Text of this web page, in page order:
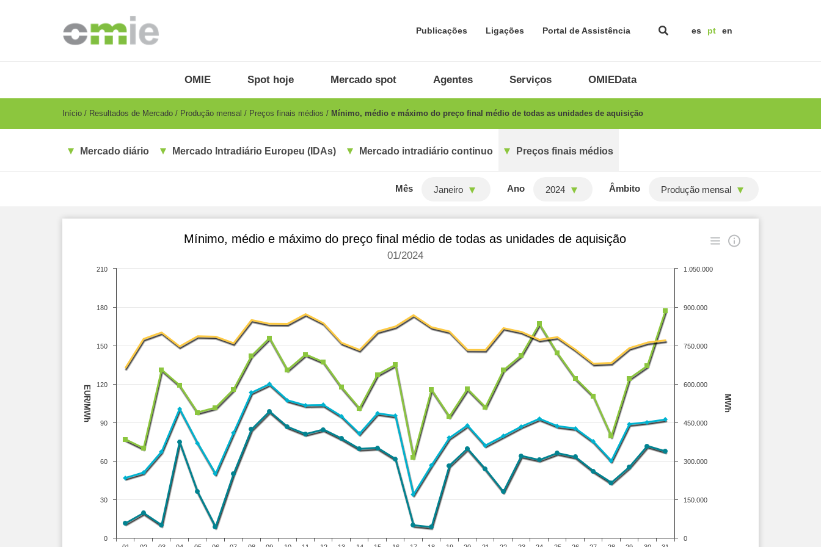
Publicações Ligações Portal de Assistência es pt en
PT
OMIE Spot hoje Mercado spot Agentes Serviços OMIEData
Breadcrumb
Início Resultados de Mercado Produção mensal Preços finais médios Mínimo, médio e máximo do preço final médio de todas as unidades de aquisição
Mercado diário Mercado Intradiário Europeu (IDAs) Mercado intradiário continuo Preços finais médios
Mês Janeiro Ano 2024 Âmbito Produção mensal
MWh
EUR/MWh
Mínimo, médio e máximo do preço final médio de todas as unidades de aquisição
01/2024
0
150.000
300.000
450.000
600.000
750.000
900.000
1.050.000
0
30
60
90
120
150
180
210